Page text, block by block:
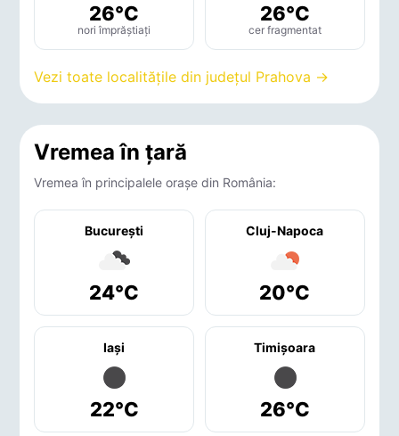
26°C
nori împrăștiați
26°C
cer fragmentat
Vezi toate localitățile din județul Prahova →
Vremea în țară
Vremea în principalele orașe din România:
București
24°C
Cluj-Napoca
20°C
Iaşi
22°C
Timişoara
26°C